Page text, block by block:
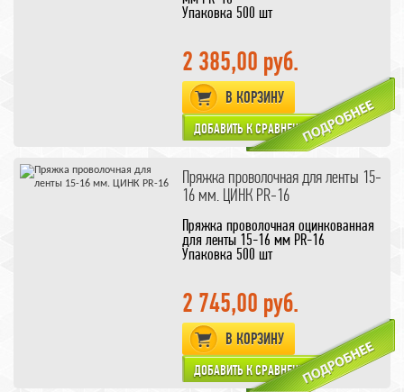
Упаковка 500 шт
2 385,00 руб.
В КОРЗИНУ
Пряжка проволочная для ленты 15-
16 мм. ЦИНК PR-16
Пряжка проволочная оцинкованная
для ленты 15-16 мм PR-16
Упаковка 500 шт
2 745,00 руб.
В КОРЗИНУ